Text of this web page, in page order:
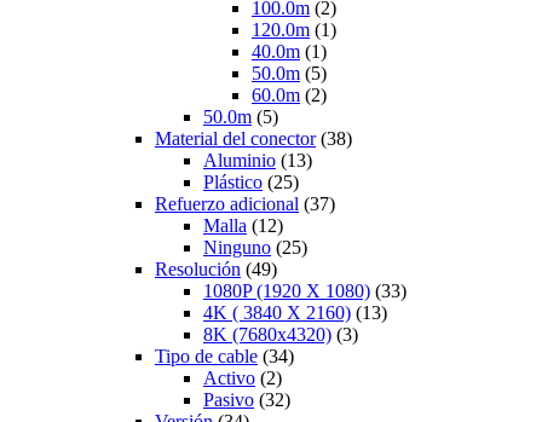
100.0m (2)
120.0m (1)
40.0m (1)
50.0m (5)
60.0m (2)
50.0m (5)
Material del conector (38)
Aluminio (13)
Plástico (25)
Refuerzo adicional (37)
Malla (12)
Ninguno (25)
Resolución (49)
1080P (1920 X 1080) (33)
4K ( 3840 X 2160) (13)
8K (7680x4320) (3)
Tipo de cable (34)
Activo (2)
Pasivo (32)